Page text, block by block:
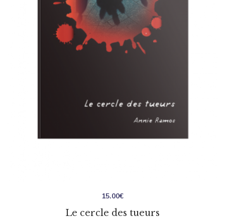
Le cercle des tueurs
15.00€